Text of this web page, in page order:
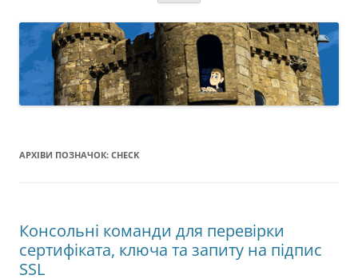
АРХІВИ ПОЗНАЧОК: CHECK
Консольні команди для перевірки
сертифіката, ключа та запиту на підпис
SSL